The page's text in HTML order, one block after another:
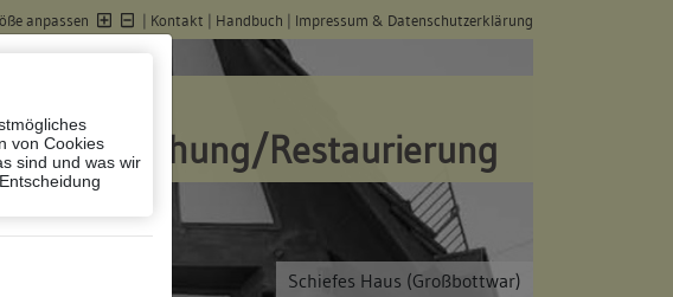
von Cookies
sind und was wir
anpassen | Kontakt | Handbuch | Impressum & Datenschutzerklärung
Schiefes Haus (Großbottwar)
Bauforschung/Restaurierung